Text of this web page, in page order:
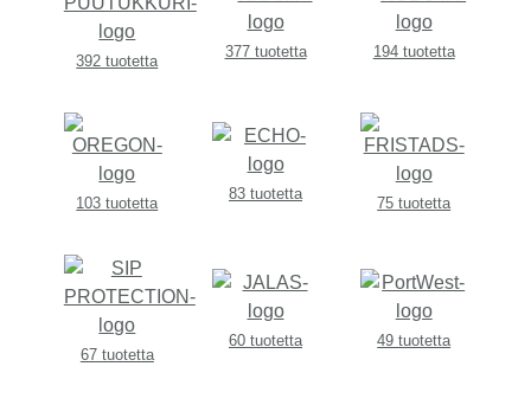
392 tuotetta
377 tuotetta 194 tuotetta
103 tuotetta
83 tuotetta
75 tuotetta
67 tuotetta
60 tuotetta 49 tuotetta